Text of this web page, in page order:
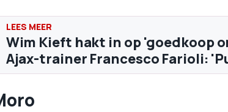
Wim Kieft hakt in op 'goedkoop
Ajax-trainer Francesco Farioli: